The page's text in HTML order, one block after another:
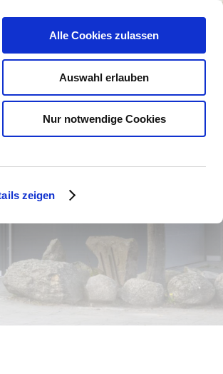
zeigen
Alle Cookies zulassen
Auswahl erlauben
Nur notwendige Cookies